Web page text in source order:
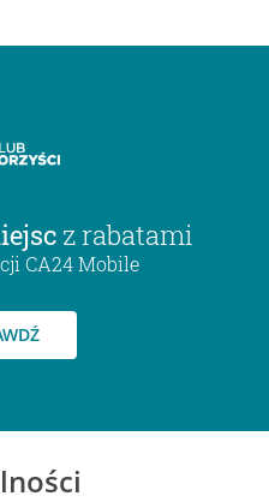
z rabatami
CA24 Mobile